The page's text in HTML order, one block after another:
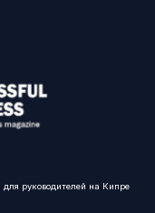
руководителей на Кипре